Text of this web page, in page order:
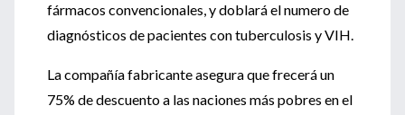
fármacos convencionales, y doblará el numero de
diagnósticos de pacientes con tuberculosis y VIH.
La compañía fabricante asegura que frecerá un
75% de descuento a las naciones más pobres en el